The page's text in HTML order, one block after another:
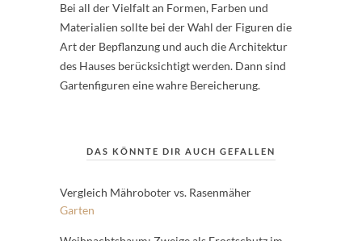
Bei all der Vielfalt an Formen, Farben und
Materialien sollte bei der Wahl der Figuren die
Art der Bepflanzung und auch die Architektur
des Hauses berücksichtigt werden. Dann sind
Gartenfiguren eine wahre Bereicherung.
DAS KÖNNTE DIR AUCH GEFALLEN
Vergleich Mähroboter vs. Rasenmäher
Garten